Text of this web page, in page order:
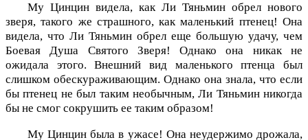
Му Цинцин видела, как Ли Тяньмин обрел нового
зверя, такого же страшного, как маленький птенец! Она
видела, что Ли Тяньмин обрел еще большую удачу, чем
Боевая Душа Святого Зверя! Однако она никак не
ожидала этого. Внешний вид маленького птенца был
слишком обескураживающим. Однако она знала, что если
бы птенец не был таким необычным, Ли Тяньмин никогда
бы не смог сокрушить ее таким образом!
Му Цинцин была в ужасе! Она неудержимо дрожала,